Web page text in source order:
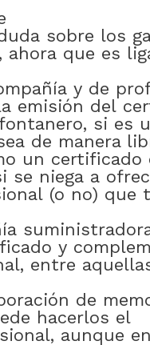
sobre los
, ahora que es
y de
emisión del
fontanero, si es
de manera
un certificado
se niega a
(o no) que
y
, entre
de
hacerlos el
, aunque en